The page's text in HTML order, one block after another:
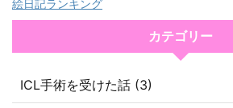
絵日記ランキング
カテゴリー
ICL手術を受けた話 (3)